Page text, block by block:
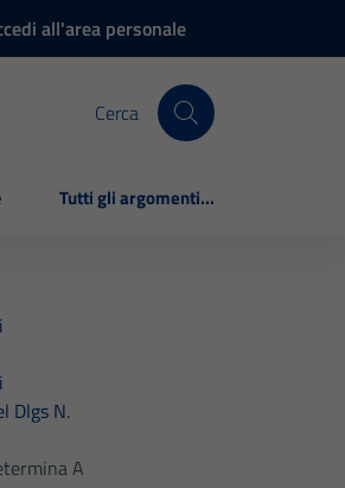
all'area personale
Cerca
Tutti gli argomenti...
Dlgs N.
A